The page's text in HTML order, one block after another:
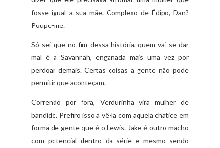
fosse igual a sua mãe. Complexo de Édipo, Dan?
Poupe-me.
Só sei que no fim dessa história, quem vai se dar
mal é a Savannah, enganada mais uma vez por
perdoar demais. Certas coisas a gente não pode
permitir que aconteçam.
Correndo por fora, Verdurinha vira mulher de
bandido. Prefiro isso a vê-la com aquela chatice em
forma de gente que é o Lewis. Jake é outro macho
com potencial dentro da série e mesmo sendo